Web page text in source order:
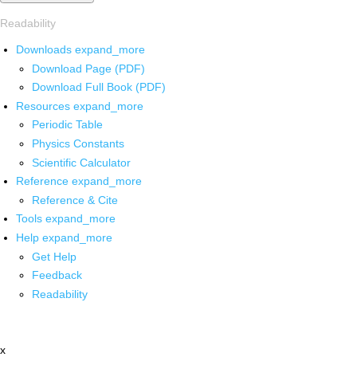
Readability
Downloads expand_more
Download Page (PDF)
Download Full Book (PDF)
Resources expand_more
Periodic Table
Physics Constants
Scientific Calculator
Reference expand_more
Reference & Cite
Tools expand_more
Help expand_more
Get Help
Feedback
Readability
x